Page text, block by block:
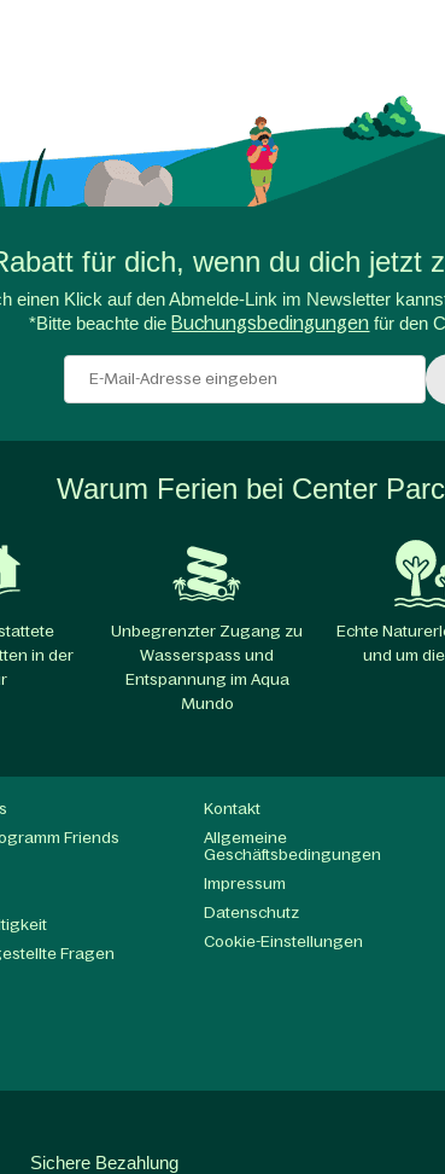
für dich, wenn du dich jetzt
einen Klick auf den Abmelde-Link im Newsletter
*Bitte beachte die Buchungsbedingungen für den
Warum Ferien bei Center
in der
Unbegrenzter Zugang zu
Wasserspass und
Entspannung im Aqua
Mundo​
Echte
und um
Friends
Fragen
Kontakt
Allgemeine
Geschäftsbedingungen
Impressum
Datenschutz
Cookie-Einstellungen
Sichere Bezahlung